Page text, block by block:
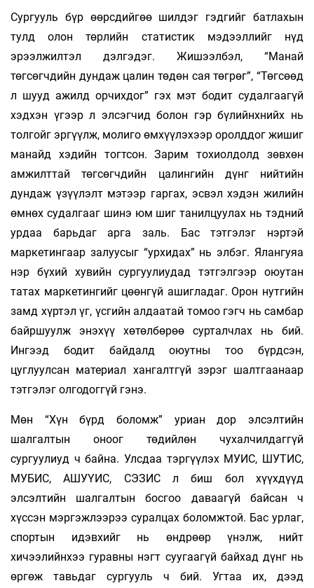
Сургууль бүр өөрсдийгөө шилдэг гэдгийг батлахын
тулд олон төрлийн статистик мэдээллийг нүд
эрээлжилтэл дэлгэдэг. Жишээлбэл, “Манай
төгсөгчдийн дундаж цалин төдөн сая төгрөг”, “Төгсөөд
л шууд ажилд орчихдог” гэх мэт бодит судалгаагүй
хэдхэн үгээр л элсэгчид болон гэр бүлийнхнийх нь
толгойг эргүүлж, молиго өмхүүлэхээр оролддог жишиг
манайд хэдийн тогтсон. Зарим тохиолдолд зөвхөн
амжилттай төгсөгчдийн цалингийн дүнг нийтийн
дундаж үзүүлэлт мэтээр гаргах, эсвэл хэдэн жилийн
өмнөх судалгааг шинэ юм шиг танилцуулах нь тэдний
урдаа барьдаг арга заль. Бас тэтгэлэг нэртэй
маркетингаар залуусыг “урхидах” нь элбэг. Ялангуяа
нэр бүхий хувийн сургуулиудад тэтгэлгээр оюутан
татах маркетингийг цөөнгүй ашигладаг. Орон нутгийн
замд хүртэл үг, үсгийн алдаатай томоо гэгч нь самбар
байршуулж энэхүү хөтөлбөрөө сурталчлах нь бий.
Ингээд бодит байдалд оюутны тоо бүрдсэн,
цуглуулсан материал хангалтгүй зэрэг шалтгаанаар
тэтгэлэг олгодоггүй гэнэ.
Мөн “Хүн бүрд боломж” уриан дор элсэлтийн
шалгалтын оноог төдийлөн чухалчилдаггүй
сургуулиуд ч байна. Улсдаа тэргүүлэх МУИС, ШУТИС,
МУБИС, АШУҮИС, СЭЗИС л биш бол хүүхдүүд
элсэлтийн шалгалтын босгоо даваагүй байсан ч
хүссэн мэргэжлээрээ суралцах боломжтой. Бас урлаг,
спортын идэвхийг нь өндрөөр үнэлж, нийт
хичээлийнхээ гуравны нэгт суугаагүй байхад дүнг нь
өргөж тавьдаг сургууль ч бий. Угтаа их, дээд